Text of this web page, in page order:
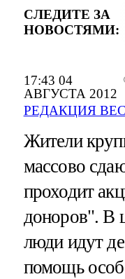
17:43 04
АВГУСТА 2012
РЕДАКЦИЯ
СЛЕДИТЕ ЗА
НОВОСТЯМИ:
Жители
массово
проходит
доноров". В
люди идут
помощь